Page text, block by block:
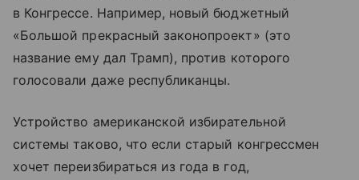
в Конгрессе. Например, новый бюджетный
«Большой прекрасный законопроект» (это
название ему дал Трамп), против которого
голосовали даже республиканцы.
Устройство американской избирательной
системы таково, что если старый конгрессмен
хочет переизбираться из года в год,